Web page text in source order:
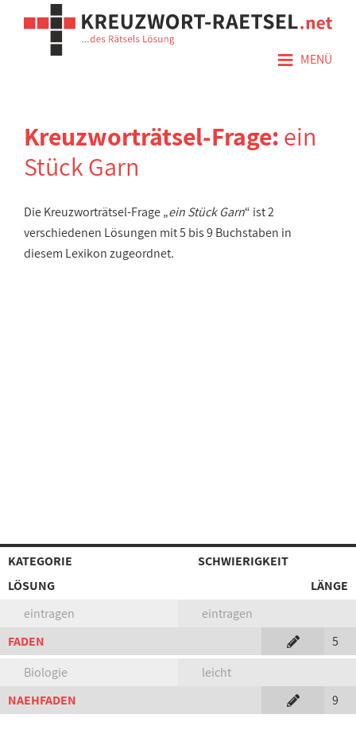
≡ MENÜ
Kreuzworträtsel-Frage:ein
Stück Garn
Die Kreuzworträtsel-Frage „ein Stück Garn“ ist 2
verschiedenen Lösungen mit 5 bis 9 Buchstaben in
diesem Lexikon zugeordnet.
KATEGORIE
SCHWIERIGKEIT
LÖSUNG
LÄNGE
eintragen
eintragen
FADEN
5
Biologie
leicht
NAEHFADEN
9